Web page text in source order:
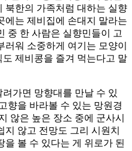
북한의 가족처럼 대하는 실향
에는 제비집에 손대지 말라는
중 한 사람은 실향민들이 고
워 소중하게 여기는 모양이
제비콩을 즐겨 먹는다고 말
가면 망향대를 만날 수 있
향을 바라볼 수 있는 망원경
않은 높은 장소 중에 군사시
않고 전망도 그리 시원치
을 볼 수 있다는 게 위로가 된